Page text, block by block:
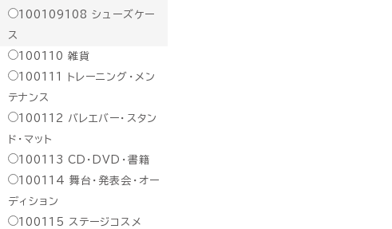
100109108 シューズケー
ス
100110 雑貨
100111
トレーニング・メン
テナンス
100112
バレエバー・スタン
ド・マット
100113 CD・DVD・書籍
100114 舞台・発表会・オー
ディション
100115
ステージコスメ